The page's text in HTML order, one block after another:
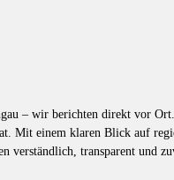
– wir berichten direkt vor
Mit einem klaren Blick auf
verständlich, transparent und